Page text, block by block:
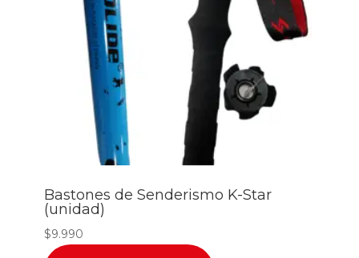
Bastones de Senderismo K-Star
(unidad)
$9.990